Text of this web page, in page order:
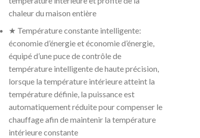
chaleur du maison entière
★ Température constante intelligente:
économie d’énergie et économie d’énergie,
équipé d’une puce de contrôle de
température intelligente de haute précision,
lorsque la température intérieure atteint la
température définie, la puissance est
automatiquement réduite pour compenser le
chauffage afin de maintenir la température
intérieure constante